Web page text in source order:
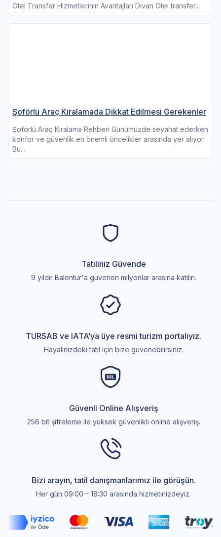
Otel Transfer Hizmetlerinin Avantajları Divan Otel transfer...
Şoförlü Araç Kiralamada Dikkat Edilmesi Gerekenler
Şoförlü Araç Kiralama Rehberi Günümüzde seyahat ederken
konfor ve güvenlik en önemli öncelikler arasında yer alıyor.
Bu...
Tatiliniz Güvende
9 yıldır Balentur'a güvenen milyonlar arasına katılın.
TURSAB ve IATA’ya üye resmi turizm portalıyız.
Hayalinizdeki tatil için bize güvenebilirsiniz.
Güvenli Online Alışveriş
256 bit şifreleme ile yüksek güvenlikli online alışveriş.
Bizi arayın, tatil danışmanlarımız ile görüşün.
Her gün 09:00 – 18:30 arasında hizmetinizdeyiz.